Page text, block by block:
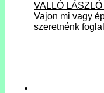
VALLÓ
Vajon mi vagy
szeretnénk